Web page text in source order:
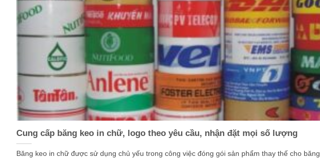
Cung cấp băng keo in chữ, logo theo yêu cầu, nhận đặt mọi số lượng
Băng keo in chữ được sử dụng chủ yếu trong công việc đóng gói sản phẩm thay thế cho băng